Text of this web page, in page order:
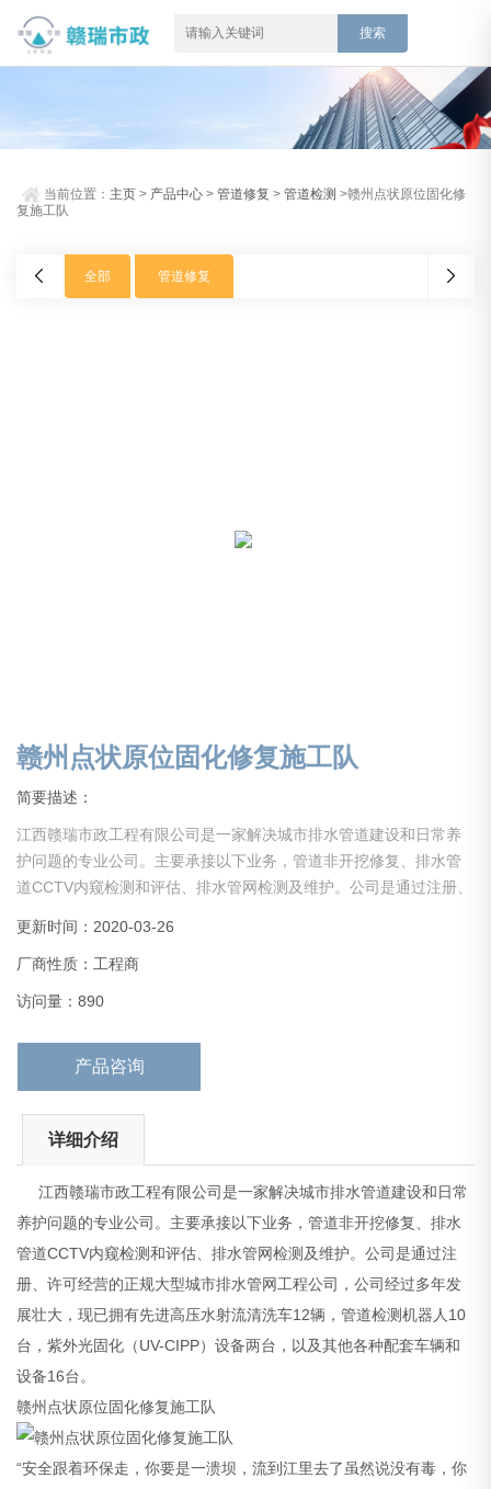
当前位置： 主页 > 产品中心 >管道修复 >管道检测 >赣州点状原位固化修
复施工队
全部 管道修复
赣州点状原位固化修复施工队
简要描述：
江西赣瑞市政工程有限公司是一家解决城市排水管道建设和日常养
护问题的专业公司。主要承接以下业务，管道非开挖修复、排水管
道CCTV内窥检测和评估、排水管网检测及维护。公司是通过注册、
大，现已拥有先进高压水射流清洗车12辆，管道检测机器人10台，
紫外光固化（UV-CIPP）设备两台，以及其他各种配套车辆和设备
16台。
更新时间：2020-03-26
厂商性质：工程商
访问量：890
产品咨询
详细介绍
江西赣瑞市政工程有限公司是一家解决城市排水管道建设和日常
养护问题的专业公司。主要承接以下业务，管道非开挖修复、排水
管道CCTV内窥检测和评估、排水管网检测及维护。公司是通过注
册、许可经营的正规大型城市排水管网工程公司，公司经过多年发
展壮大，现已拥有先进高压水射流清洗车12辆，管道检测机器人10
台，紫外光固化（UV-CIPP）设备两台，以及其他各种配套车辆和
设备16台。
赣州点状原位固化修复施工队
“安全跟着环保走，你要是一溃坝，流到江里去了虽然说没有毒，你